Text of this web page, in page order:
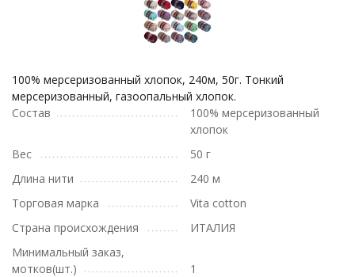
100% мерсеризованный хлопок, 240м, 50г. Тонкий
мерсеризованный, газоопальный хлопок.
Состав
100% мерсеризованный
хлопок
Вес
50 г
Длина нити
240 м
Торговая марка
Vita cotton
Страна происхождения
ИТАЛИЯ
Минимальный заказ,
мотков(шт.)
1